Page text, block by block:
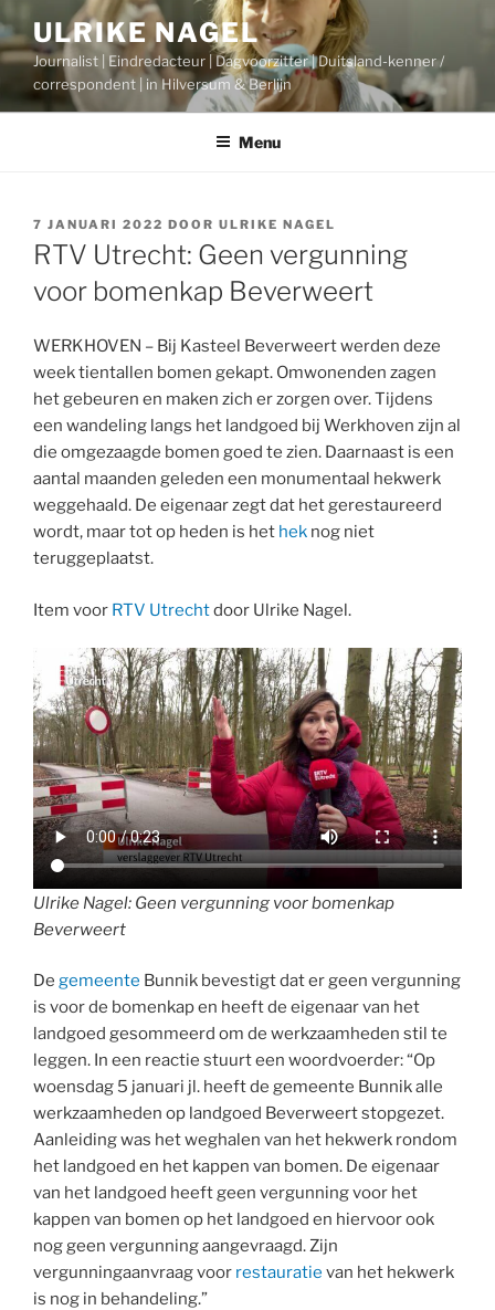
naar
de
inhoud
ULRIKE NAGEL
Journalist | Eindredacteur | Dagvoorzitter | Duitsland-kenner /
correspondent | in Hilversum & Berlijn
Menu
GEPLAATST
OP
7 JANUARI 2022 DOOR ULRIKE NAGEL
RTV Utrecht: Geen vergunning
voor bomenkap Beverweert
WERKHOVEN – Bij Kasteel Beverweert werden deze
week tientallen bomen gekapt. Omwonenden zagen
het gebeuren en maken zich er zorgen over. Tijdens
een wandeling langs het landgoed bij Werkhoven zijn al
die omgezaagde bomen goed te zien. Daarnaast is een
aantal maanden geleden een monumentaal hekwerk
weggehaald. De eigenaar zegt dat het gerestaureerd
wordt, maar tot op heden is het hek nog niet
teruggeplaatst.
Item voor RTV Utrechtdoor Ulrike Nagel.
Ulrike Nagel: Geen vergunning voor bomenkap
Beverweert
De gemeente Bunnik bevestigt dat er geen vergunning
is voor de bomenkap en heeft de eigenaar van het
landgoed gesommeerd om de werkzaamheden stil te
leggen. In een reactie stuurt een woordvoerder: “Op
woensdag 5 januari jl. heeft de gemeente Bunnik alle
werkzaamheden op landgoed Beverweert stopgezet.
Aanleiding was het weghalen van het hekwerk rondom
het landgoed en het kappen van bomen. De eigenaar
van het landgoed heeft geen vergunning voor het
kappen van bomen op het landgoed en hiervoor ook
nog geen vergunning aangevraagd. Zijn
vergunningaanvraag voor restauratie van het hekwerk
is nog in behandeling.”